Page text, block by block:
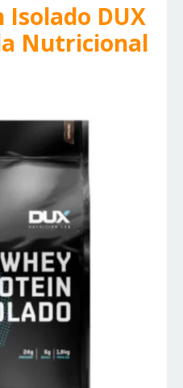
DUX
Nutricional